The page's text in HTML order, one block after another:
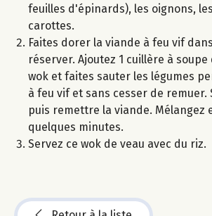
feuilles d'épinards), les oignons,
carottes.
Faites dorer la viande à feu vif
réserver. Ajoutez 1 cuillère à
wok et faites sauter les légumes
à feu vif et sans cesser de remuer.
puis remettre la viande. Mélangez
quelques minutes.
Servez ce wok de veau avec du riz.